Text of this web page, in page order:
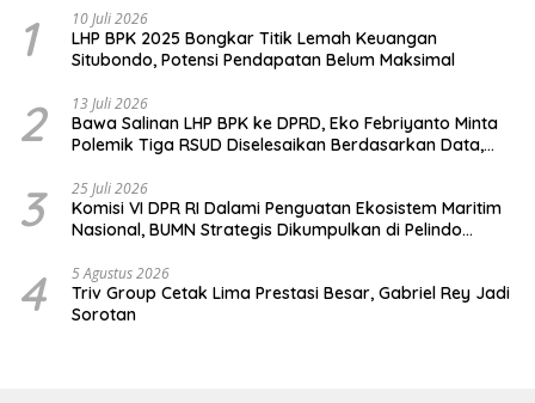
1 10 Juli 2026
LHP BPK 2025 Bongkar Titik Lemah Keuangan
Situbondo, Potensi Pendapatan Belum Maksimal
2 13 Juli 2026
Bawa Salinan LHP BPK ke DPRD, Eko Febriyanto Minta
Polemik Tiga RSUD Diselesaikan Berdasarkan Data,
3 25 Juli 2026
Komisi VI DPR RI Dalami Penguatan Ekosistem Maritim
Nasional, BUMN Strategis Dikumpulkan di Pelindo
4 5 Agustus 2026
Triv Group Cetak Lima Prestasi Besar, Gabriel Rey Jadi
Sorotan